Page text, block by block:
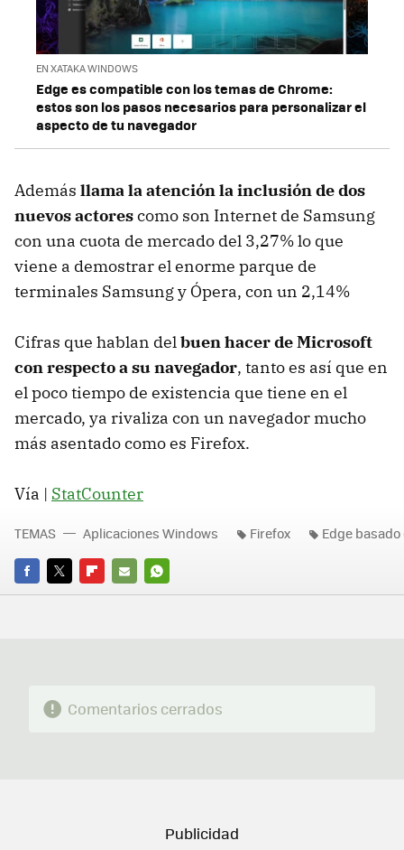
EN XATAKA WINDOWS
Edge es compatible con los temas de Chrome:
estos son los pasos necesarios para personalizar el
aspecto de tu navegador
Además llama la atención la inclusión de dos
nuevos actorescomo son Internet de Samsung
con una cuota de mercado del 3,27% lo que
viene a demostrar el enorme parque de
terminales Samsung y Ópera, con un 2,14%
Cifras que hablan delbuen hacer de Microsoft
con respecto a su navegador, tanto es así que en
el poco tiempo de existencia que tiene en el
mercado, ya rivaliza con un navegador mucho
más asentado como es Firefox.
Vía | StatCounter
FACEBOOK
TWITTERFLIPBOARD
E-
WHATSAPP
TEMAS Aplicaciones Windows Firefox Edge
Comentarios cerrados